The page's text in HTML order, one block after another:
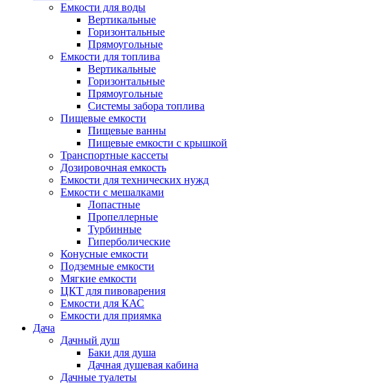
Емкости для воды
Вертикальные
Горизонтальные
Прямоугольные
Емкости для топлива
Вертикальные
Горизонтальные
Прямоугольные
Системы забора топлива
Пищевые емкости
Пищевые ванны
Пищевые емкости с крышкой
Транспортные кассеты
Дозировочная емкость
Емкости для технических нужд
Емкости с мешалками
Лопастные
Пропеллерные
Турбинные
Гиперболические
Конусные емкости
Подземные емкости
Мягкие емкости
ЦКТ для пивоварения
Емкости для КАС
Емкости для приямка
Дача
Дачный душ
Баки для душа
Дачная душевая кабина
Дачные туалеты